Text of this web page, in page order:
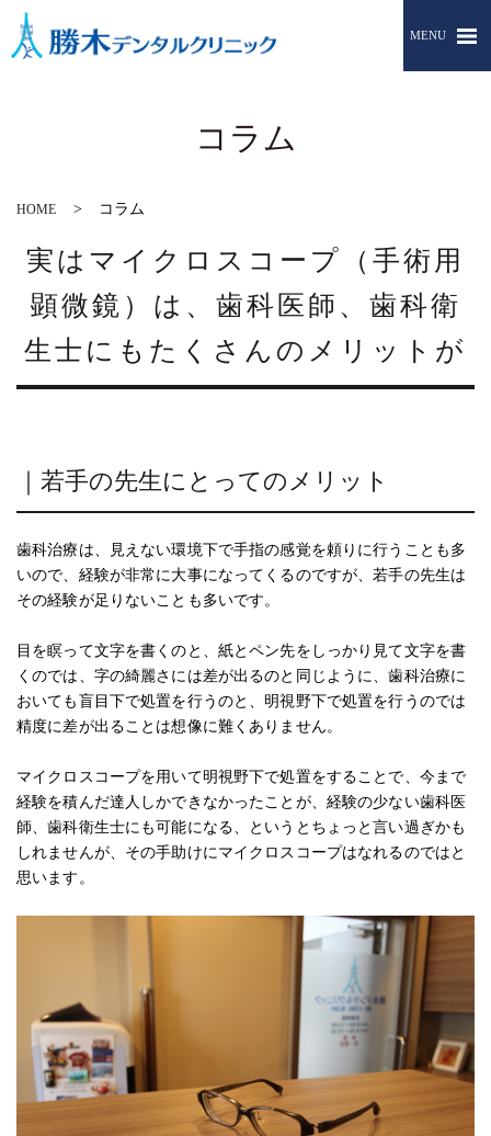
MENU
コラム
HOME コラム
実はマイクロスコープ（手術用
顕微鏡）は、歯科医師、歯科衛
生士にもたくさんのメリットが
｜若手の先生にとってのメリット
歯科治療は、見えない環境下で手指の感覚を頼りに行うことも多
いので、経験が非常に大事になってくるのですが、若手の先生は
その経験が足りないことも多いです。
目を瞑って文字を書くのと、紙とペン先をしっかり見て文字を書
くのでは、字の綺麗さには差が出るのと同じように、歯科治療に
おいても盲目下で処置を行うのと、明視野下で処置を行うのでは
精度に差が出ることは想像に難くありません。
マイクロスコープを用いて明視野下で処置をすることで、今まで
経験を積んだ達人しかできなかったことが、経験の少ない歯科医
師、歯科衛生士にも可能になる、というとちょっと言い過ぎかも
しれませんが、その手助けにマイクロスコープはなれるのではと
思います。